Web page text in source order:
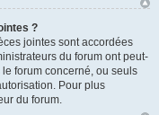
?
jointes sont accordées
du forum ont peut-
forum concerné, ou seuls
Pour plus
du forum.